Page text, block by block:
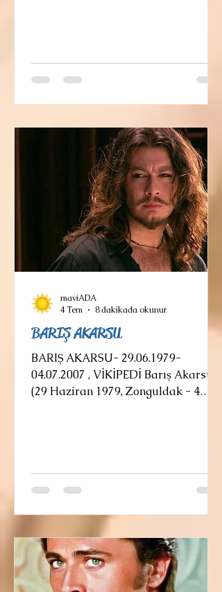
Sunal'ın ilk amatör tiyatro oyunu,
Vefa Lisesi'ndeyken rol aldığı Zoraki
Kabare tiyatrolarında profesyonel
olarak rol aldıktan sonra, ünlü
yönetmen Ertem Eğilmez'in kendisini
BARIŞ AKARSU
BARIŞ AKARSU- 29.06.1979-
04.07.2007 , VİKİPEDİ Barış Akarsu
(29 Haziran 1979, Zonguldak - 4
edilen Akarsu, yalnızca üç yıl süren
yoğun profesyonel müzik
rağmen ardında bıraktığı müzik
mirası, kendisini seven ve sayan
dinleyiciler tarafından hâlâ
maviADA
4 Tem
8 dakikada okunur